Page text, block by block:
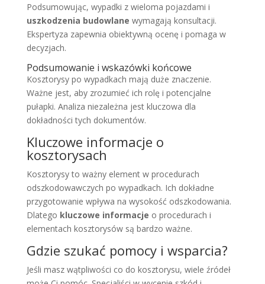
Podsumowując, wypadki z wieloma pojazdami i
uszkodzenia budowlane wymagają konsultacji.
Ekspertyza zapewnia obiektywną ocenę i pomaga w
decyzjach.
Podsumowanie i wskazówki końcowe
Kosztorysy po wypadkach mają duże znaczenie.
Ważne jest, aby zrozumieć ich rolę i potencjalne
pułapki. Analiza niezależna jest kluczowa dla
dokładności tych dokumentów.
Kluczowe informacje o
kosztorysach
Kosztorysy to ważny element w procedurach
odszkodowawczych po wypadkach. Ich dokładne
przygotowanie wpływa na wysokość odszkodowania.
Dlatego kluczowe informacje o procedurach i
elementach kosztorysów są bardzo ważne.
Gdzie szukać pomocy i wsparcia?
Jeśli masz wątpliwości co do kosztorysu, wiele źródeł